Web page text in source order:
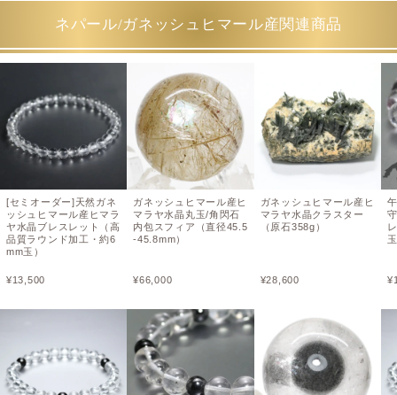
ネパール/ガネッシュヒマール産関連商品
[セミオーダー]天然ガネ
ッシュヒマール産ヒマラ
ヤ水晶ブレスレット（高
品質ラウンド加工・約6
mm玉）
¥13,500
ガネッシュヒマール産ヒ
マラヤ水晶丸玉/角閃石
内包スフィア（直径45.5
-45.8mm）
¥66,000
ガネッシュヒマール産ヒ
マラヤ水晶クラスター
（原石358g）
¥28,600 ¥